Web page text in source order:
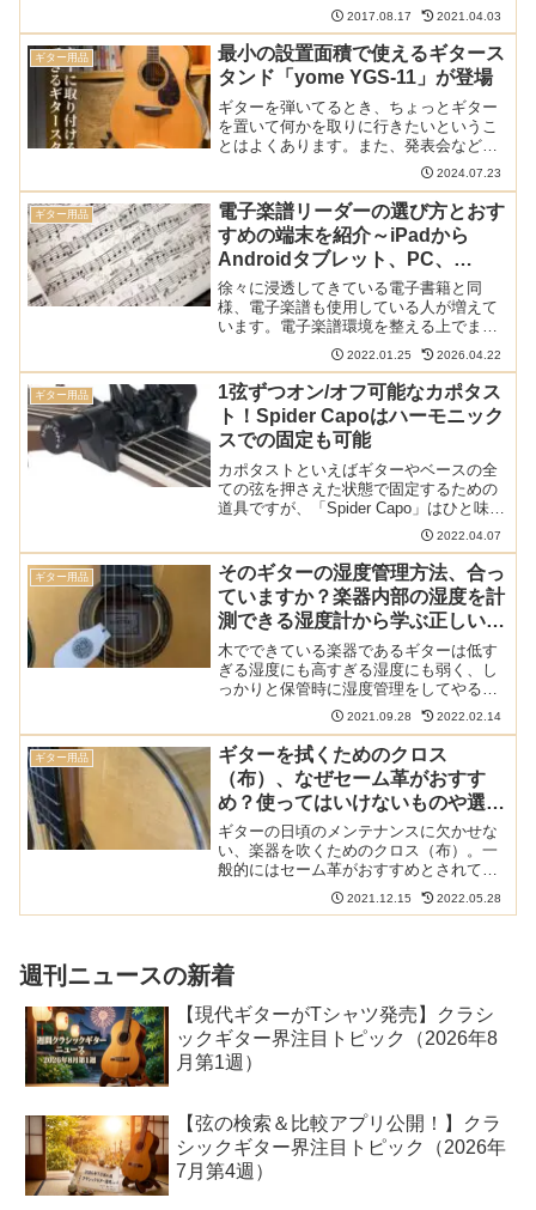
きるものではないので指をくわえてみて
いるだけ、と思いきや後付できるものが
ありました。アーベル・ギター・アーム
レストと呼ばれるギター用...
2017.08.17 2021.04.03
ギター用品
最小の設置面積で使えるギタース
タンド「yome YGS-11」が登場
ギターを弾いてるとき、ちょっとギター
を置いて何かを取りに行きたいというこ
とはよくあります。また、発表会などで
出番待ちをしているときにずっと持って
いると手が疲れてしまうこともあるでし
ょう。ただ、ギタースタンドは一般に大
きく、持ち運びが面倒です...
2024.07.23
ギター用品
電子楽譜リーダーの選び方とおす
すめの端末を紹介～iPadから
Androidタブレット、PC、
GVIDO以外の専用端末まで
徐々に浸透してきている電子書籍と同
様、電子楽譜も使用している人が増えて
います。電子楽譜環境を整える上でまず
必要なのが電子楽譜リーダーです。iPad
を使うのが定番ですが、他にもAndroidタ
ブレット、Windows PC、GVIDO以外の
専...
2022.01.25 2026.04.22
ギター用品
1弦ずつオン/オフ可能なカポタス
ト！Spider Capoはハーモニック
スでの固定も可能
カポタストといえばギターやベースの全
ての弦を押さえた状態で固定するための
道具ですが、「Spider Capo」はひと味違
います。1弦ずつ押さえる/押さえないを
変えることができ、開放弦の状態できれ
いな和音にすることができます。また、
ハーモニッ...
2022.04.07
ギター用品
そのギターの湿度管理方法、合っ
ていますか？楽器内部の湿度を計
測できる湿度計から学ぶ正しい湿
度調節剤の使い方
木でできている楽器であるギターは低す
ぎる湿度にも高すぎる湿度にも弱く、し
っかりと保管時に湿度管理をしてやる必
要があります。しかしながら、単にギタ
ーペットなどの湿度調整剤をケースに放
り込んだだけで満足していないでしょう
か？その方法、間違ってい...
2021.09.28 2022.02.14
ギター用品
ギターを拭くためのクロス
（布）、なぜセーム革がおすす
め？使ってはいけないものや選び
方も解説
ギターの日頃のメンテナンスに欠かせな
い、楽器を吹くためのクロス（布）。一
般的にはセーム革がおすすめとされてい
ますが、なぜなのでしょうか？また、身
近にあるものの中には楽器を拭くのに使
2021.12.15 2022.05.28
週刊ニュースの新着
【現代ギターがTシャツ発売】クラシ
ックギター界注目トピック（2026年8
月第1週）
【弦の検索＆比較アプリ公開！】クラ
シックギター界注目トピック（2026年
7月第4週）